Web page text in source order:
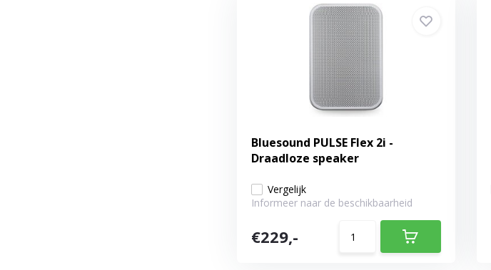
Bluesound PULSE Flex 2i -
Draadloze speaker
Vergelijk
Informeer naar de beschikbaarheid
€229,-